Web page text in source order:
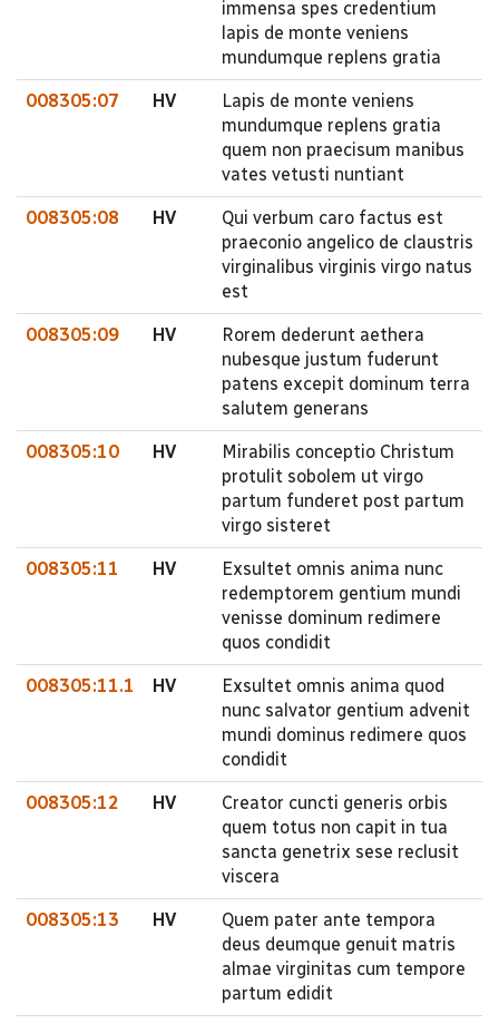
immensa spes credentium
lapis de monte veniens
mundumque replens gratia
008305:07 HV
Lapis de monte veniens
mundumque replens gratia
quem non praecisum manibus
vates vetusti nuntiant
008305:08 HV
Qui verbum caro factus est
praeconio angelico de claustris
virginalibus virginis virgo natus
est
008305:09 HV
Rorem dederunt aethera
nubesque justum fuderunt
patens excepit dominum terra
salutem generans
008305:10 HV
Mirabilis conceptio Christum
protulit sobolem ut virgo
partum funderet post partum
virgo sisteret
008305:11 HV
Exsultet omnis anima nunc
redemptorem gentium mundi
venisse dominum redimere
quos condidit
008305:11.1 HV
Exsultet omnis anima quod
nunc salvator gentium advenit
mundi dominus redimere quos
condidit
008305:12 HV
Creator cuncti generis orbis
quem totus non capit in tua
sancta genetrix sese reclusit
viscera
008305:13 HV
Quem pater ante tempora
deus deumque genuit matris
almae virginitas cum tempore
partum edidit